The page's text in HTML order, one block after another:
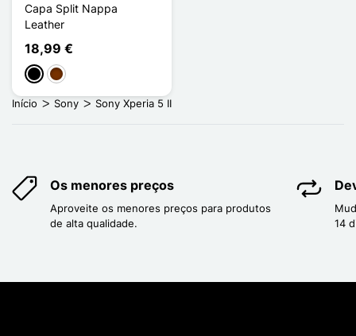
Capa Split Nappa
Leather
18,99 €
PretoCafé
Início Sony Sony Xperia 5 II
Os menores preços
Aproveite os menores preços para produtos
de alta qualidade.
14